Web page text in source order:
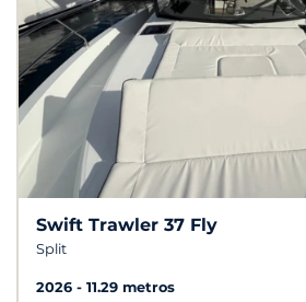
Swift Trawler 37 Fly
Split
2026
11.29 metros